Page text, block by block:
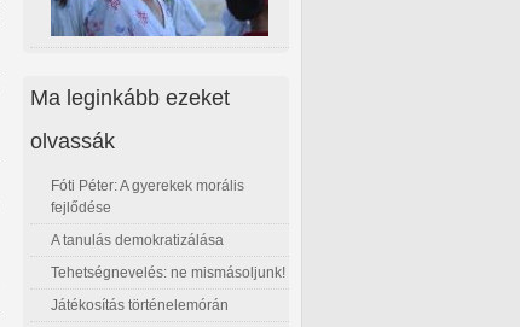
Ma leginkább ezeket
olvassák
Fóti Péter: A gyerekek morális
fejlődése
A tanulás demokratizálása
Tehetségnevelés: ne mismásoljunk!
Játékosítás történelemórán